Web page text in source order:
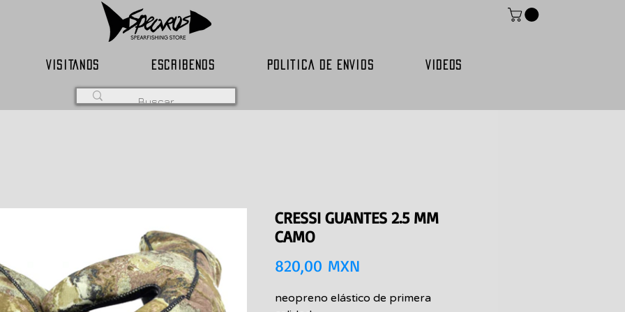
VISITANOS ESCRIBENOS POLITICA DE ENVIOS VIDEOS
CRESSI GUANTES 2.5 MM
CAMO
820,00 MXN
neopreno elástico de primera